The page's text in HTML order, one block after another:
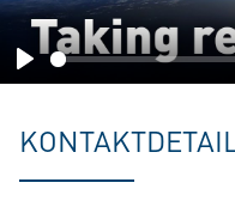
Play